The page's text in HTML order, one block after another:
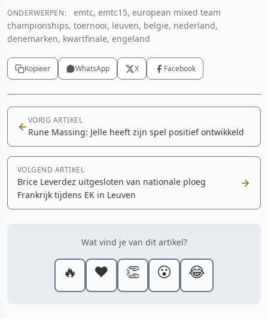
ONDERWERPEN:
emtc, emtc15, european mixed team
championships, toernooi, leuven, belgie, nederland,
denemarken, kwartfinale, engeland
Kopieer WhatsApp X Facebook
VORIG ARTIKEL
Rune Massing: Jelle heeft zijn spel positief ontwikkeld
VOLGEND ARTIKEL
Brice Leverdez uitgesloten van nationale ploeg
Frankrijk tijdens EK in Leuven
Wat vind je van dit artikel?
🔥 ❤️ 👏 😮 😂